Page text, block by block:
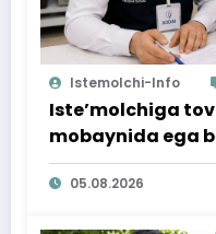
Istemolchi-Info
Iste’molchiga
mobaynida ega
ta’minlab berildi
05.08.2026